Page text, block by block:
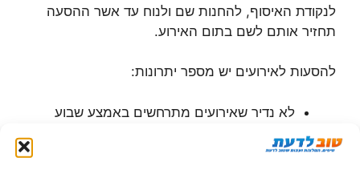
לנקודת האיסוף, להחנות שם ולנוח עד אשר ההסעה
תחזיר אותם לשם בתום האירוע.
להסעות לאירועים יש מספר יתרונות:
לא נדיר שאירועים מתרחשים באמצע שבוע
אנרגיה לעשות נסיעה ארוכה – לכן הסעה